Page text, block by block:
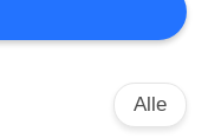
88
Alle